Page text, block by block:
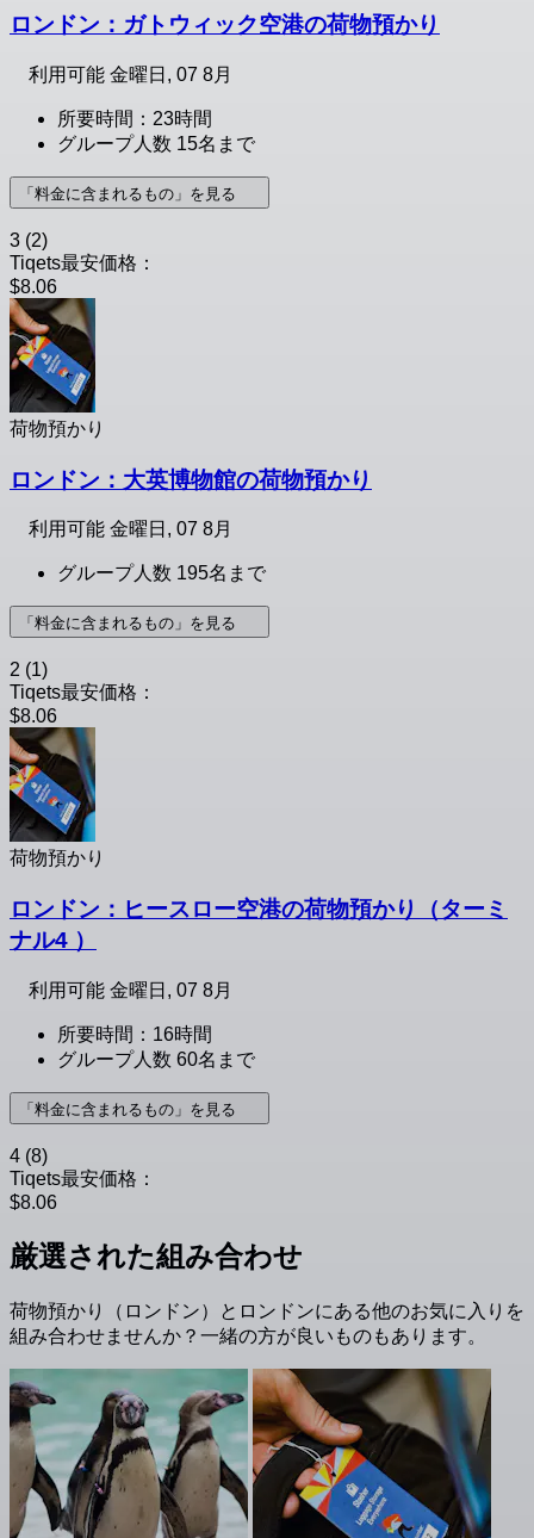
ロンドン：ガトウィック空港の荷物預かり
利用可能 金曜日, 07 8月
所要時間：23時間
グループ人数 15名まで
「料金に含まれるもの」を見る
3 (2)
Tiqets最安価格：
$8.06
荷物預かり
ロンドン：大英博物館の荷物預かり
利用可能 金曜日, 07 8月
グループ人数 195名まで
「料金に含まれるもの」を見る
2 (1)
Tiqets最安価格：
$8.06
荷物預かり
ロンドン：ヒースロー空港の荷物預かり（ターミ
ナル4 ）
利用可能 金曜日, 07 8月
所要時間：16時間
グループ人数 60名まで
「料金に含まれるもの」を見る
4 (8)
Tiqets最安価格：
$8.06
厳選された組み合わせ
荷物預かり（ロンドン）とロンドンにある他のお気に入りを
組み合わせませんか？一緒の方が良いものもあります。